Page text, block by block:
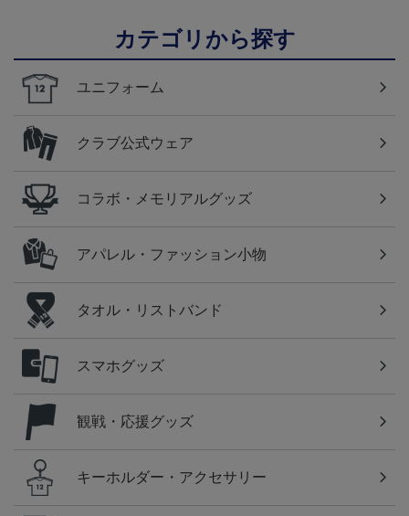
カテゴリから探す
ユニフォーム
クラブ公式ウェア
コラボ・メモリアルグッズ
アパレル・ファッション小物
タオル・リストバンド
スマホグッズ
観戦・応援グッズ
キーホルダー・アクセサリー